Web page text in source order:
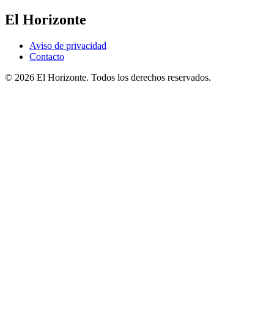
El Horizonte
Aviso de privacidad
Contacto
© 2026 El Horizonte. Todos los derechos reservados.